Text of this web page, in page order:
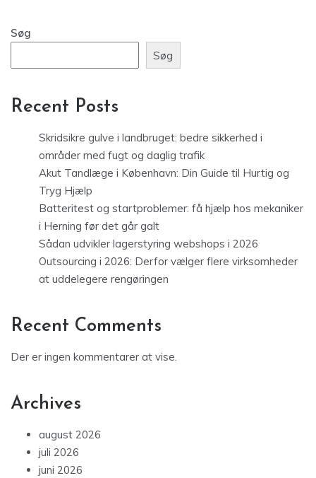
Søg
Søg
Recent Posts
Skridsikre gulve i landbruget: bedre sikkerhed i
områder med fugt og daglig trafik
Akut Tandlæge i København: Din Guide til Hurtig og
Tryg Hjælp
Batteritest og startproblemer: få hjælp hos mekaniker
i Herning før det går galt
Sådan udvikler lagerstyring webshops i 2026
Outsourcing i 2026: Derfor vælger flere virksomheder
at uddelegere rengøringen
Recent Comments
Der er ingen kommentarer at vise.
Archives
august 2026
juli 2026
juni 2026